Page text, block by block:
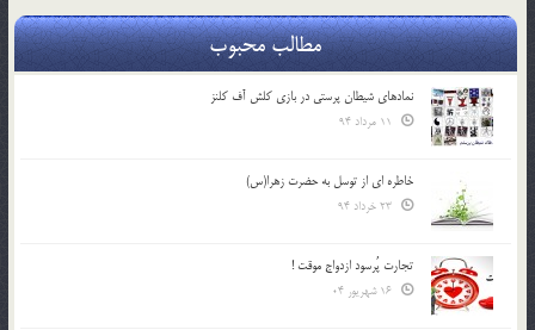
مطالب محبوب
نمادهای شیطان پرستی در بازی کلش آف کلنز
خاطره ای از توسل به حضرت زهرا(س)
تجارت پُرسود ازدواج موقت !